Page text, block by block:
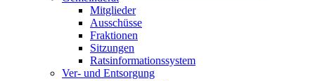
Mitglieder
Ausschüsse
Fraktionen
Sitzungen
Ratsinformationssystem
Ver- und Entsorgung